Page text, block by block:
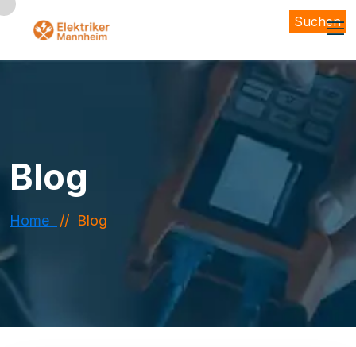
Blog
Home Blog
Suchen